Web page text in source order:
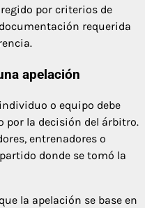
por criterios de
requerida
apelación
o equipo debe
por la decisión del árbitro.
entrenadores o
donde se tomó la
la apelación se base en